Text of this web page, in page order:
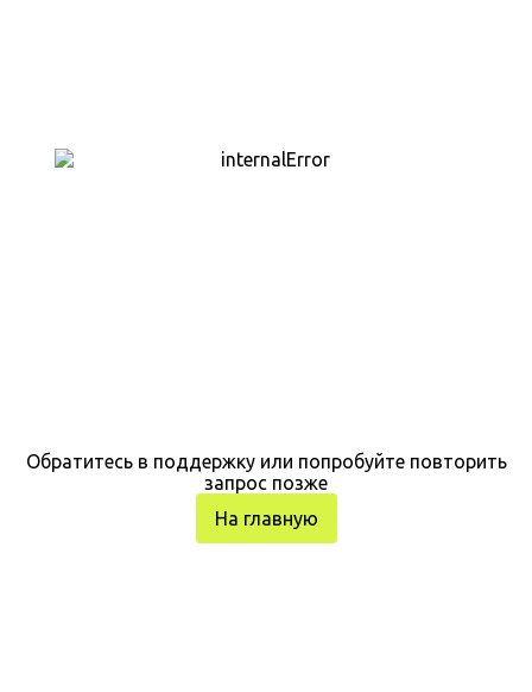
Обратитесь в поддержку или попробуйте повторить
запрос позже
На главную